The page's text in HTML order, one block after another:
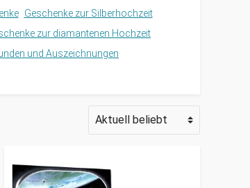
Geschenke zur Silberhochzeit
zur diamantenen Hochzeit
und Auszeichnungen